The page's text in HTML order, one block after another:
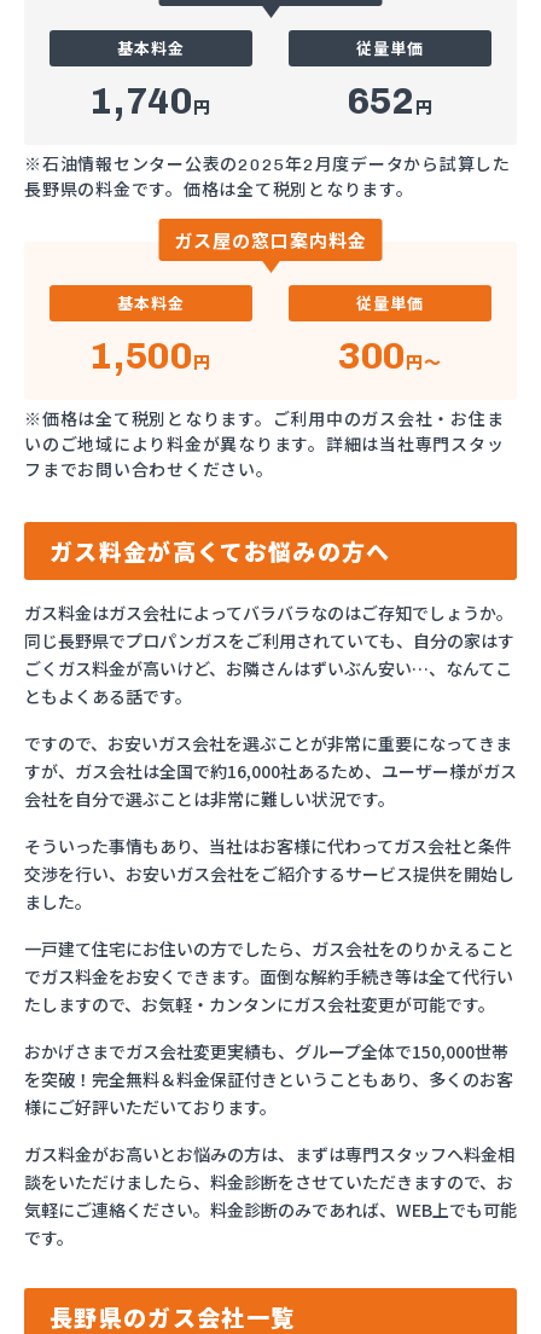
基本料金
1,740円
従量単価
652 円
※石油情報センター公表の2025年2月度データから試算した
長野県の料金です。価格は全て税別となります。
ガス屋の窓口案内料金
基本料金
1,500円
従量単価
300円～
※価格は全て税別となります。ご利用中のガス会社・お住ま
いのご地域により料金が異なります。詳細は当社専門スタッ
フまでお問い合わせください。
ガス料金が高くてお悩みの方へ
ガス料金はガス会社によってバラバラなのはご存知でしょうか。
同じ長野県でプロパンガスをご利用されていても、自分の家はす
ごくガス料金が高いけど、お隣さんはずいぶん安い…、なんてこ
ともよくある話です。
ですので、お安いガス会社を選ぶことが非常に重要になってきま
すが、ガス会社は全国で約16,000社あるため、ユーザー様がガス
会社を自分で選ぶことは非常に難しい状況です。
そういった事情もあり、当社はお客様に代わってガス会社と条件
交渉を行い、お安いガス会社をご紹介するサービス提供を開始し
ました。
一戸建て住宅にお住いの方でしたら、ガス会社をのりかえること
でガス料金をお安くできます。面倒な解約手続き等は全て代行い
たしますので、お気軽・カンタンにガス会社変更が可能です。
おかげさまでガス会社変更実績も、グループ全体で150,000世帯
を突破！完全無料＆料金保証付きということもあり、多くのお客
様にご好評いただいております。
ガス料金がお高いとお悩みの方は、まずは専門スタッフへ料金相
談をいただけましたら、料金診断をさせていただきますので、お
気軽にご連絡ください。料金診断のみであれば、WEB上でも可能
です。
長野県のガス会社一覧